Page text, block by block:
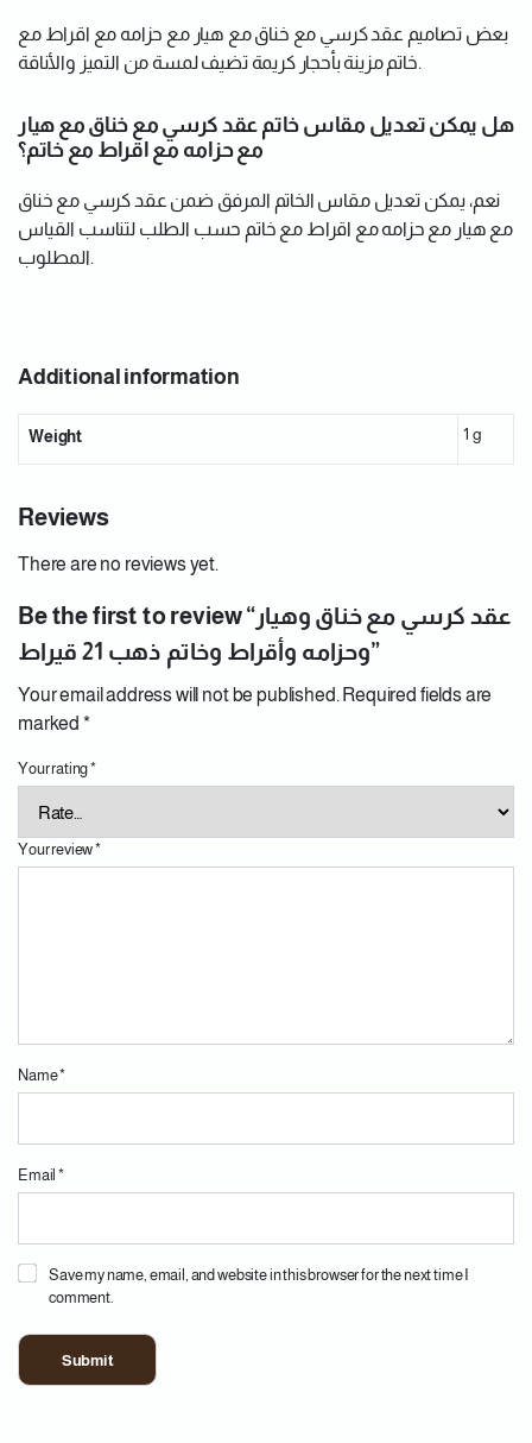
بعض تصاميم عقد كرسي مع خناق مع هيار مع حزامه مع اقراط مع
خاتم مزينة بأحجار كريمة تضيف لمسة من التميز والأناقة.
هل يمكن تعديل مقاس خاتم عقد كرسي مع خناق مع هيار
مع حزامه مع اقراط مع خاتم؟
نعم، يمكن تعديل مقاس الخاتم المرفق ضمن عقد كرسي مع خناق
مع هيار مع حزامه مع اقراط مع خاتم حسب الطلب لتناسب القياس
المطلوب.
Additional information
Weight 1 g
Reviews
There are no reviews yet.
Be the first to review “عقد كرسي مع خناق وهيار
وحزامه وأقراط وخاتم ذهب 21 قيراط”
Your email address will not be published. Required fields are
marked *
Your rating*
Your review*
Name*
Email*
Save my name, email, and website in this browser for the next time I
comment.